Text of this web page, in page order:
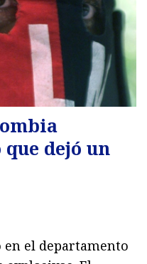
dejó un
el departamento